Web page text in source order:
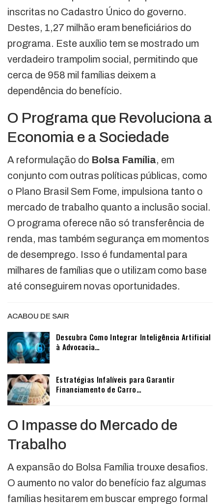
inscritas no Cadastro Único do governo.
Destes, 1,27 milhão eram beneficiários do
programa. Este auxílio tem se mostrado um
verdadeiro trampolim social, permitindo que
cerca de 958 mil famílias deixem a
dependência do benefício.
O Programa que Revoluciona a
Economia e a Sociedade
A reformulação do Bolsa Família, em
conjunto com outras políticas públicas, como
o Plano Brasil Sem Fome, impulsiona tanto o
mercado de trabalho quanto a inclusão social.
O programa oferece não só transferência de
renda, mas também segurança em momentos
de desemprego. Isso é fundamental para
milhares de famílias que o utilizam como base
até conseguirem novas oportunidades.
ACABOU DE SAIR
Descubra Como Integrar Inteligência Artificial
à Advocacia…
Estratégias Infalíveis para Garantir
Financiamento de Carro…
O Impasse do Mercado de
Trabalho
A expansão do Bolsa Família trouxe desafios.
O aumento no valor do benefício faz algumas
famílias hesitarem em buscar emprego formal